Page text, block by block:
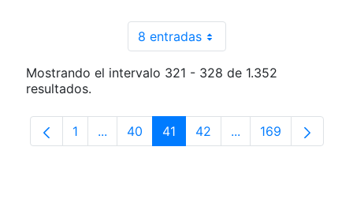
8 entradasPor página
Mostrando el intervalo 321 - 328 de 1.352
resultados.
Página
1 ...Páginas intermedias Use TAB para
Página
40 Página
41 Página
42 ...PáginasPágina
169